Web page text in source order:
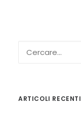
ARTICOLI RECENTI